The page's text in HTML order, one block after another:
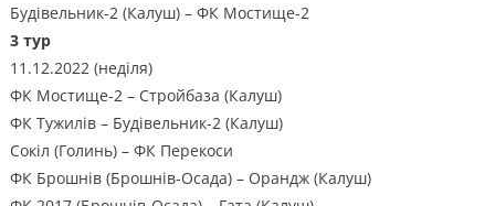
Будівельник-2 (Калуш) – ФК Мостище-2
3 тур
11.12.2022 (неділя)
ФК Мостище-2 – Стройбаза (Калуш)
ФК Тужилів – Будівельник-2 (Калуш)
Сокіл (Голинь) – ФК Перекоси
ФК Брошнів (Брошнів-Осада) – Орандж (Калуш)